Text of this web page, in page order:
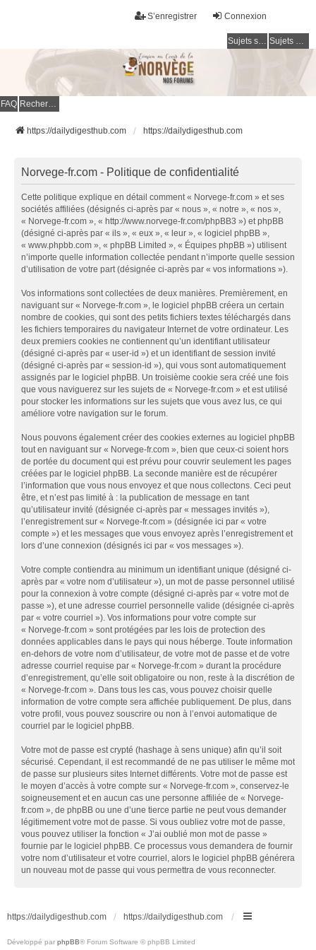
Connexion
S’enregistrer
Sujets sans réponse Sujets actifs
FAQ Rechercher
https://dailydigesthub.com https://dailydigesthub.com
Norvege-fr.com - Politique de confidentialité
Cette politique explique en détail comment « Norvege-fr.com » et ses
sociétés affiliées (désignés ci-après par « nous », « notre », « nos »,
« Norvege-fr.com », « http://www.norvege-fr.com/phpBB3 ») et phpBB
(désigné ci-après par « ils », « eux », « leur », « logiciel phpBB »,
« www.phpbb.com », « phpBB Limited », « Équipes phpBB ») utilisent
n’importe quelle information collectée pendant n’importe quelle session
d’utilisation de votre part (désignée ci-après par « vos informations »).
Vos informations sont collectées de deux manières. Premièrement, en
naviguant sur « Norvege-fr.com », le logiciel phpBB créera un certain
nombre de cookies, qui sont des petits fichiers textes téléchargés dans
les fichiers temporaires du navigateur Internet de votre ordinateur. Les
deux premiers cookies ne contiennent qu’un identifiant utilisateur
(désigné ci-après par « user-id ») et un identifiant de session invité
(désigné ci-après par « session-id »), qui vous sont automatiquement
assignés par le logiciel phpBB. Un troisième cookie sera créé une fois
que vous naviguerez sur les sujets de « Norvege-fr.com » et est utilisé
pour stocker les informations sur les sujets que vous avez lus, ce qui
améliore votre navigation sur le forum.
Nous pouvons également créer des cookies externes au logiciel phpBB
tout en naviguant sur « Norvege-fr.com », bien que ceux-ci soient hors
de portée du document qui est prévu pour couvrir seulement les pages
créées par le logiciel phpBB. La seconde manière est de récupérer
l’information que vous nous envoyez et que nous collectons. Ceci peut
être, et n’est pas limité à : la publication de message en tant
qu’utilisateur invité (désignée ci-après par « messages invités »),
l’enregistrement sur « Norvege-fr.com » (désignée ici par « votre
compte ») et les messages que vous envoyez après l’enregistrement et
lors d’une connexion (désignés ici par « vos messages »).
Votre compte contiendra au minimum un identifiant unique (désigné ci-
après par « votre nom d’utilisateur »), un mot de passe personnel utilisé
pour la connexion à votre compte (désigné ci-après par « votre mot de
passe »), et une adresse courriel personnelle valide (désignée ci-après
par « votre courriel »). Vos informations pour votre compte sur
« Norvege-fr.com » sont protégées par les lois de protection des
données applicables dans le pays qui nous héberge. Toute information
en-dehors de votre nom d’utilisateur, de votre mot de passe et de votre
adresse courriel requise par « Norvege-fr.com » durant la procédure
d’enregistrement, qu’elle soit obligatoire ou non, reste à la discrétion de
« Norvege-fr.com ». Dans tous les cas, vous pouvez choisir quelle
information de votre compte sera affichée publiquement. De plus, dans
votre profil, vous pouvez souscrire ou non à l’envoi automatique de
courriel par le logiciel phpBB.
Votre mot de passe est crypté (hashage à sens unique) afin qu’il soit
sécurisé. Cependant, il est recommandé de ne pas utiliser le même mot
de passe sur plusieurs sites Internet différents. Votre mot de passe est
le moyen d’accès à votre compte sur « Norvege-fr.com », conservez-le
soigneusement et en aucun cas une personne affiliée de « Norvege-
fr.com », de phpBB ou une d’une tierce partie ne peut vous demander
légitimement votre mot de passe. Si vous oubliez votre mot de passe,
vous pouvez utiliser la fonction « J’ai oublié mon mot de passe »
fournie par le logiciel phpBB. Ce processus vous demandera de fournir
votre nom d’utilisateur et votre courriel, alors le logiciel phpBB générera
un nouveau mot de passe qui vous permettra de vous reconnecter.
https://dailydigesthub.com https://dailydigesthub.com
Développé par phpBB® Forum Software © phpBB Limited